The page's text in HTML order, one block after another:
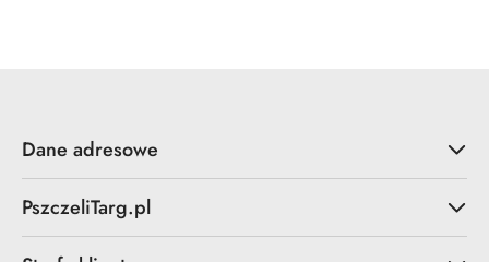
Dane adresowe
PszczeliTarg.pl